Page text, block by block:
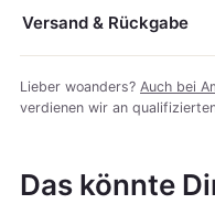
Versand & Rückgabe
Lieber woanders? Auch bei
verdienen wir an
Das könnte